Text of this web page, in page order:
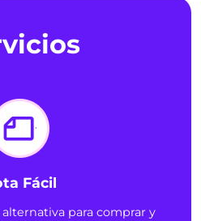
Fácil
para comprar y